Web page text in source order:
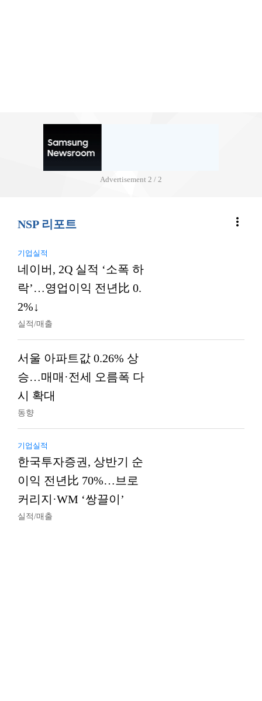
Advertisement 2 / 2
NSP 리포트 more_vert
기업실적
네이버, 2Q 실적 ‘소폭 하
락’…영업이익 전년比 0.
2%↓
실적/매출
서울 아파트값 0.26% 상
승…매매·전세 오름폭 다
시 확대
동향
기업실적
한국투자증권, 상반기 순
이익 전년比 70%…브로
커리지·WM ‘쌍끌이’
실적/매출